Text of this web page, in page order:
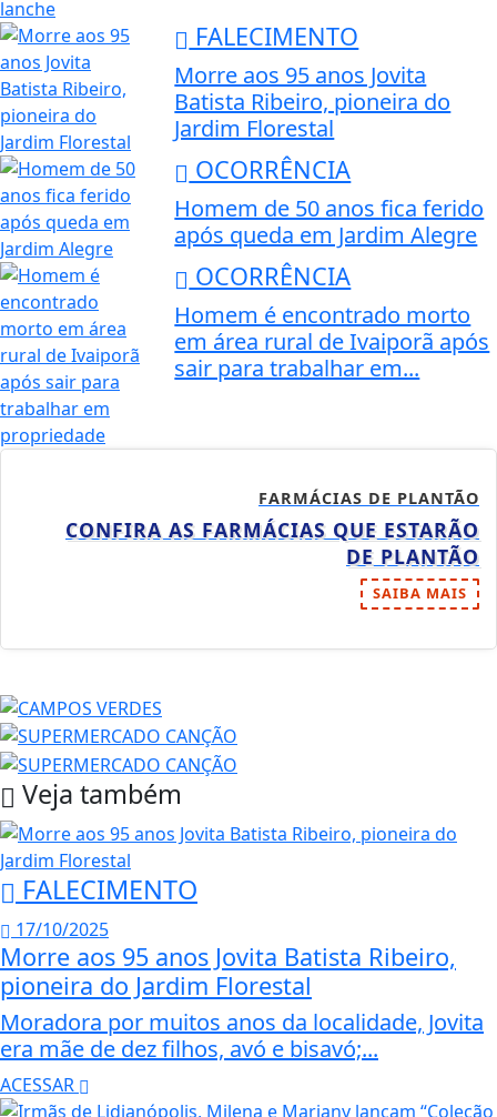
FALECIMENTO
Morre aos 95 anos Jovita
Batista Ribeiro, pioneira do
Jardim Florestal
OCORRÊNCIA
Homem de 50 anos fica ferido
após queda em Jardim Alegre
OCORRÊNCIA
Homem é encontrado morto
em área rural de Ivaiporã após
sair para trabalhar em...
FARMÁCIAS DE PLANTÃO
CONFIRA AS FARMÁCIAS QUE ESTARÃO
DE PLANTÃO
SAIBA MAIS
Veja também
FALECIMENTO
17/10/2025
Morre aos 95 anos Jovita Batista Ribeiro,
pioneira do Jardim Florestal
Moradora por muitos anos da localidade, Jovita
era mãe de dez filhos, avó e bisavó;...
ACESSAR